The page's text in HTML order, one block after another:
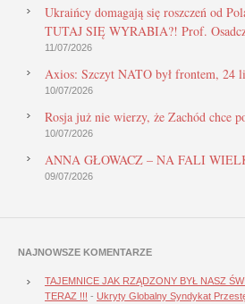
Ukraińcy domagają się roszczeń od
TUTAJ SIĘ WYRABIA?! Prof.
11/07/2026
Axios: Szczyt NATO był frontem, 24
10/07/2026
Rosja już nie wierzy, że Zachód chce
10/07/2026
ANNA GŁOWACZ – NA FALI
09/07/2026
NAJNOWSZE KOMENTARZE
TAJEMNICE JAK RZĄDZONY BYŁ NASZ
TERAZ !!! - Ukryty Globalny Syndykat